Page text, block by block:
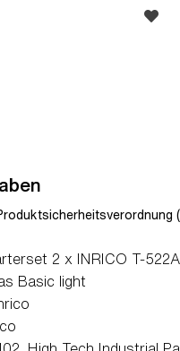
2 x INRICO T-
Basic light
High Tech Industrial